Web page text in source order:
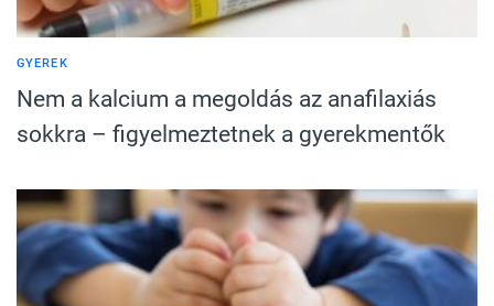
GYEREK
Nem a kalcium a megoldás az anafilaxiás
sokkra – figyelmeztetnek a gyerekmentők